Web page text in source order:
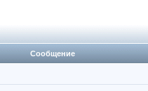
Сообщение